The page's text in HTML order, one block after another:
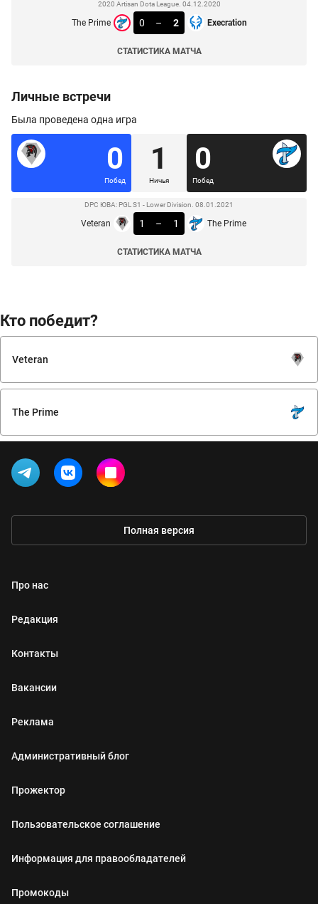
Кто победит?
Veteran
The Prime
2020 Artisan Dota League. 04.12.2020
The Prime 0 – 2 Execration
СТАТИСТИКА МАТЧА
Личные встречи
Была проведена одна игра
0
Побед
1
Ничья
0
Побед
DPC ЮВА: PGL S1 - Lower Division. 08.01.2021
Veteran 1 – 1 The Prime
СТАТИСТИКА МАТЧА
Полная версия
Про нас
Редакция
Контакты
Вакансии
Реклама
Административный блог
Прожектор
Пользовательское соглашение
Информация для правообладателей
Промокоды